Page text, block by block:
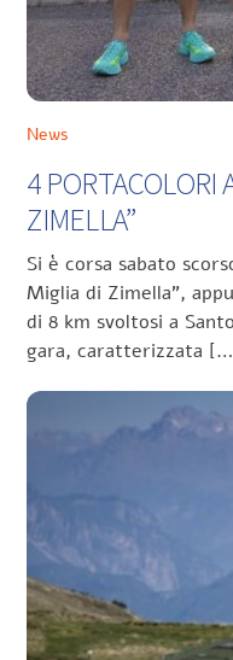
News
4 PORTACOLORI
ZIMELLA”
Si è corsa sabato
Miglia di Zimella”,
di 8 km svoltosi a
gara, caratterizzata